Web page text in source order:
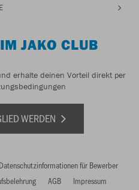
JAKO CLUB
erhalte deinen Vorteil direkt per
WERDEN
Datenschutzinformationen für Bewerber
AGB Impressum